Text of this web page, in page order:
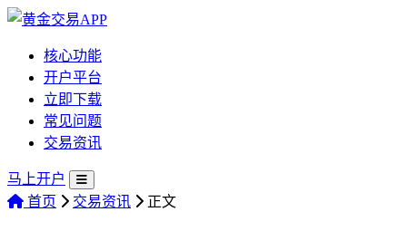
核心功能
开户平台
立即下载
常见问题
交易资讯
马上开户
首页
交易资讯 正文